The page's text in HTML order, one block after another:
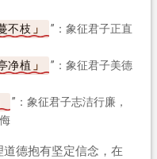
不枝
”：象征君子正直
净植
”：象征君子美德
”：象征君子志洁行廉，
德抱有坚定信念，在